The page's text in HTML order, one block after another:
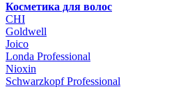
Косметика для волос
CHI
Goldwell
Joico
Londa Professional
Nioxin
Schwarzkopf Professional